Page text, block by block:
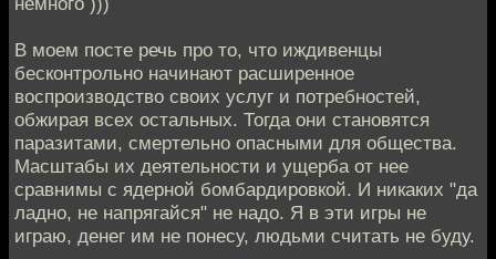
В моем посте речь про то, что иждивенцы
бесконтрольно начинают расширенное
воспроизводство своих услуг и потребностей,
обжирая всех остальных. Тогда они становятся
паразитами, смертельно опасными для общества.
Масштабы их деятельности и ущерба от нее
сравнимы с ядерной бомбардировкой. И никаких "да
ладно, не напрягайся" не надо. Я в эти игры не
играю, денег им не понесу, людьми считать не буду.